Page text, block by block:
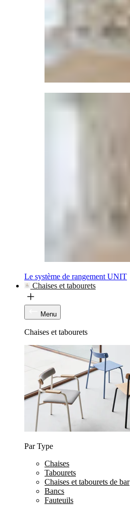
Le système de rangement UNIT
Chaises et tabourets
Menu
Chaises et tabourets
Par Type
Chaises
Tabourets
Chaises et tabourets de bar
Bancs
Fauteuils